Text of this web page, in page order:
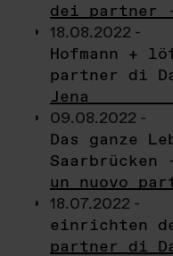
dei partner
18.08.2022 -
Hofmann +
partner di
Jena
09.08.2022 -
Das ganze
un nuovo
18.07.2022 -
einrichten
partner di